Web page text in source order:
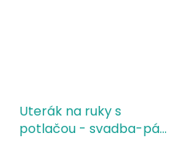
Uterák na ruky s
potlačou - svadba-pán